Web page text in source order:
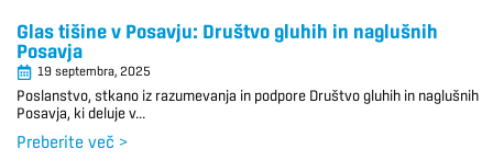
Glas tišine v Posavju: Društvo gluhih in naglušnih
Posavja
19 septembra, 2025
Poslanstvo, stkano iz razumevanja in podpore Društvo gluhih in naglušnih
Posavja, ki deluje v...
Preberite več >